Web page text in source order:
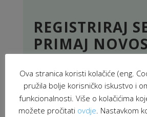
REGISTRIRAJ
PRIMAJ
Ova stranica koristi kolačiće (eng.
pružila bolje korisničko iskustvo i
funkcionalnosti. Više o kolačićima
možete pročitati ovdje. Nastavkom